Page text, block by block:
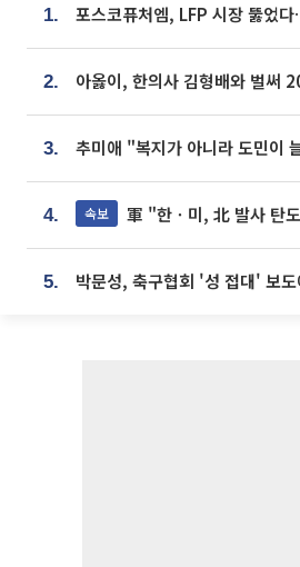
1.
2.
3.
4. 속보 軍 "한ㆍ미, 北 발사 탄도미사
5.